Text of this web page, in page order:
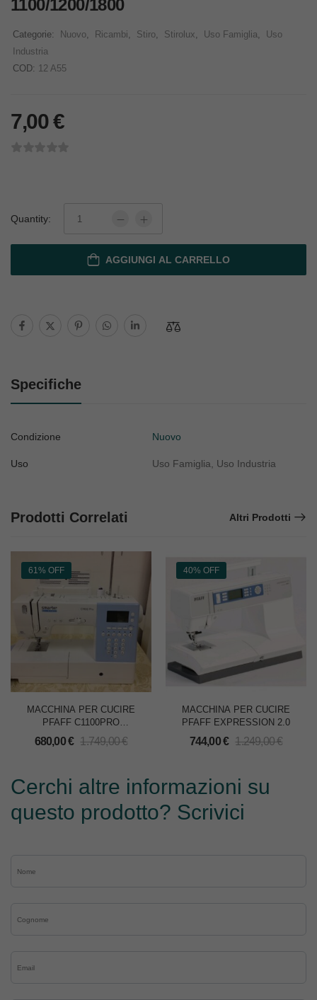
1100/1200/1800
Categorie: Nuovo, Ricambi, Stiro, Stirolux, Uso Famiglia,
Uso
Industria
COD: 12 A55
7,00€
Quantity:
AGGIUNGI AL CARRELLO
Specifiche
Condizione Nuovo
Uso Uso Famiglia, Uso Industria
Prodotti Correlati Altri Prodotti
61% OFF
MACCHINA PER CUCIRE
PFAFF C1100PRO
SMARTER
680,00€ 1.749,00€
40% OFF
MACCHINA PER CUCIRE
PFAFF EXPRESSION 2.0
744,00€ 1.249,00€
Cerchi altre informazioni su
questo prodotto? Scrivici